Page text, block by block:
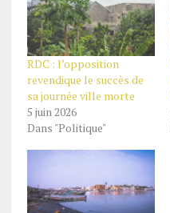
RDC : l’opposition
revendique le succès de
sa journée ville morte
5 juin 2026
Dans "Politique"